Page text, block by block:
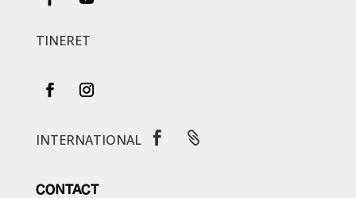
TINERET
INTERNATIONAL  
CONTACT